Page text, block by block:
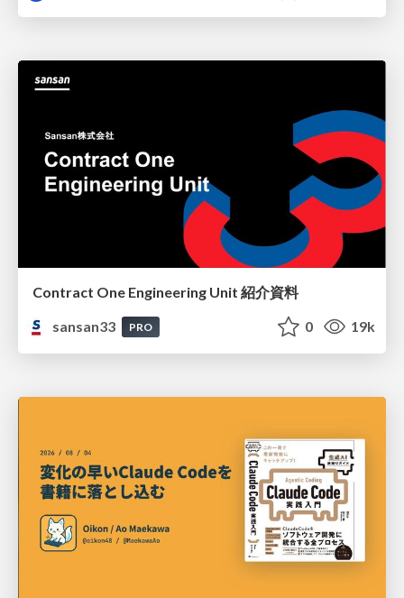
Contract One Engineering Unit 紹介資料
sansan33
PRO 0 19k